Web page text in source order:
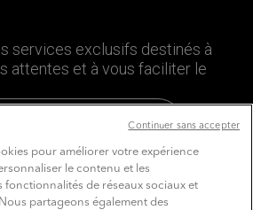
services exclusifs destinés à
attentes et à vous faciliter le
le site dédié aux Pros
pour améliorer votre expérience
le contenu et les
fonctionnalités de réseaux sociaux et
partageons également des
Continuer sans accepter